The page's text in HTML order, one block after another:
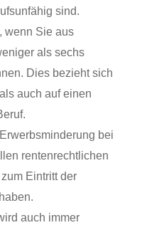
sind.
wenn Sie aus
als sechs
Dies bezieht sich
auch auf einen
bei
rentenrechtlichen
Eintritt der
auch immer